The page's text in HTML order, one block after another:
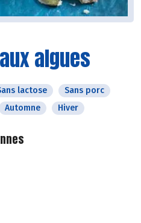
algues
lactose
Sans porc
Automne Hiver